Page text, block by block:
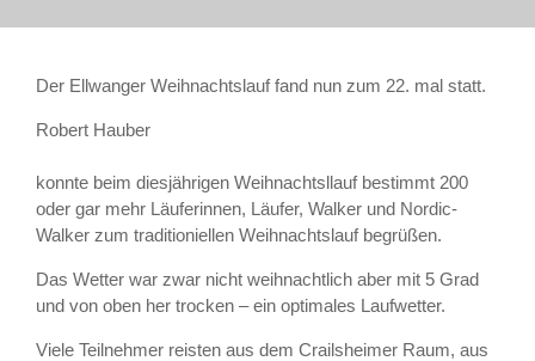
Der Ellwanger Weihnachtslauf fand nun zum 22. mal statt.
Robert Hauber
konnte beim diesjährigen Weihnachtsllauf bestimmt 200
oder gar mehr Läuferinnen, Läufer, Walker und Nordic-
Walker zum traditioniellen Weihnachtslauf begrüßen.
Das Wetter war zwar nicht weihnachtlich aber mit 5 Grad
und von oben her trocken – ein optimales Laufwetter.
Viele Teilnehmer reisten aus dem Crailsheimer Raum, aus